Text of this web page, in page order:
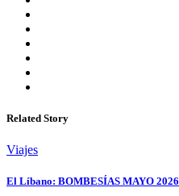
Related Story
Viajes
El Líbano: BOMBESÍAS MAYO 2026